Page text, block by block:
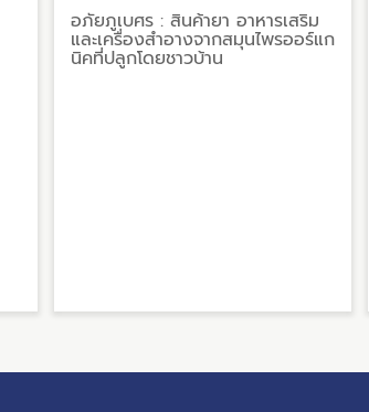
อภัยภูเบศร : สินค้ายา อาหารเสริม
และเครื่องสำอางจากสมุนไพรออร์แก
นิคที่ปลูกโดยชาวบ้าน